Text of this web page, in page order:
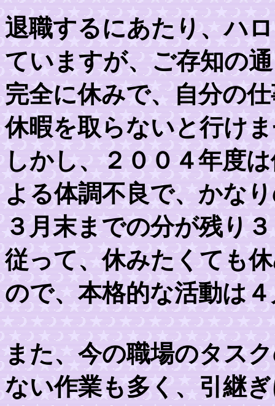
退職するにあたり、ハ
ていますが、ご存知の
完全に休みで、自分の
休暇を取らないと行け
しかし、２００４年度
よる体調不良で、かな
３月末までの分が残り
従って、休みたくても
ので、本格的な活動は
また、今の職場のタス
ない作業も多く、引継